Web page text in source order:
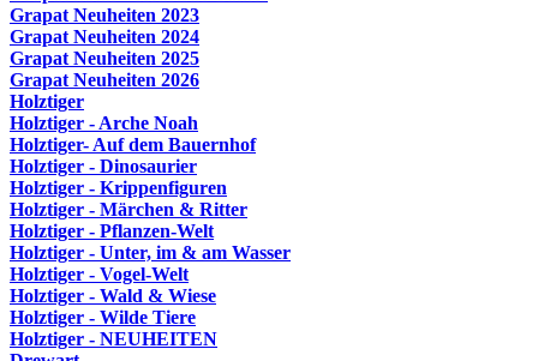
Grapat Neuheiten 2023
Grapat Neuheiten 2024
Grapat Neuheiten 2025
Grapat Neuheiten 2026
Holztiger
Holztiger - Arche Noah
Holztiger- Auf dem Bauernhof
Holztiger - Dinosaurier
Holztiger - Krippenfiguren
Holztiger - Märchen & Ritter
Holztiger - Pflanzen-Welt
Holztiger - Unter, im & am Wasser
Holztiger - Vogel-Welt
Holztiger - Wald & Wiese
Holztiger - Wilde Tiere
Holztiger - NEUHEITEN